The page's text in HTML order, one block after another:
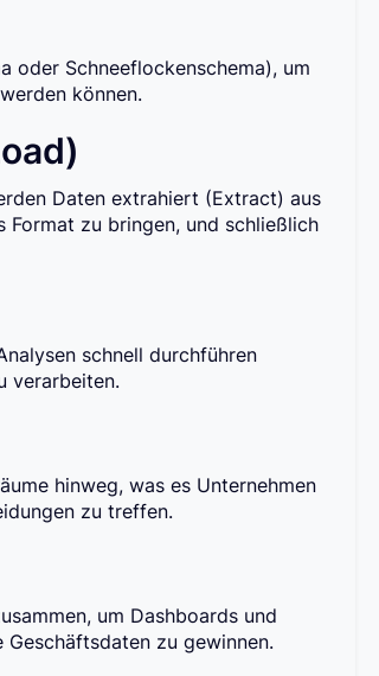
oder Schneeflockenschema), um
können.
Daten extrahiert (Extract) aus
Format zu bringen, und schließlich
schnell durchführen
verarbeiten.
hinweg, was es Unternehmen
zu treffen.
um Dashboards und
zu gewinnen.